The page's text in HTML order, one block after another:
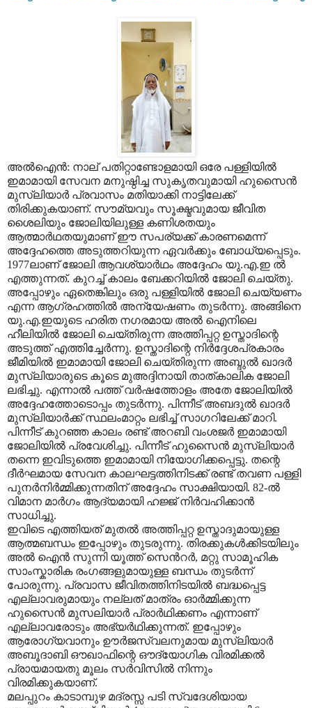
അൽഐൻ: നാല് പതിറ്റാണ്ടോളമായി ഒരേ പള്ളിയിൽ
ഇമാമായി സേവന മനുഷ്ഠിച്ച സുകൃതവുമായി ഹുസൈൻ
മുസ്ലിയാർ പ്രവാസം മതിയാക്കി നാട്ടിലേക്ക്
തിരിക്കുകയാണ്. സൗമ്യവും സൂക്ഷ്മവുമായ ജീവിത
ശൈലിയും ജോലിയിലുള്ള കണിശതയും
ആത്മാർഥതയുമാണ് ഈ സപര്യക്ക് കാരണമെന്ന്
അദ്ദേഹത്തെ അടുത്തറിയുന്ന ഏവർക്കും ബോധ്യപ്പെടും.
1977ലാണ് ജോലി ആവശ്യാർഥം അദ്ദേഹം യു.എ.ഇ ൽ
എത്തുന്നത്. കുറച്ച് കാലം ബേക്കറിയിൽ ജോലി ചെയ്തു.
അപ്പോഴും ഏതെങ്കിലും ഒരു പള്ളിയിൽ ജോലി ചെയ്യണം
എന്ന ആഗ്രഹത്തിൽ അന്യേഷണം തുടർന്നു. അങ്ങിനെ
യു.എ.ഇയുടെ ഹരിത നഗരമായ അൽ ഐനിലെ
ഹീലിയിൽ ജോലി ചെയ്തിരുന്ന അത്തിപ്പറ്റ ഉസ്താദിന്റെ
അടുത്ത് എത്തിച്ചേർന്നു. ഉസ്താദിന്റെ നിർദ്ദേശപ്രകാരം
ജീമിയിൽ ഇമാമായി ജോലി ചെയ്തിരുന്ന അബ്ദുൽ ഖാദർ
മുസ്ലിയാരുടെ കൂടെ മുഅദ്ദിനായി താത്കാലിക ജോലി
ലഭിച്ചു. എന്നാൽ പത്ത് വർഷത്തോളം അതേ ജോലിയിൽ
അദ്ദേഹത്തോടൊപ്പം തുടർന്നു. പിന്നീട് അബദുൽ ഖാദർ
മുസ്ലിയാർക്ക് സ്ഥലംമാറ്റം ലഭിച്ച് സാഗറിലേക്ക് മാറി.
പിന്നീട് കുറഞ്ഞ കാലം രണ്ട് അറബി വംശജർ ഇമാമായി
ജോലിയിൽ പ്രവേശിച്ചു. പിന്നീട് ഹുസൈൻ മുസ്ലിയാർ
തന്നെ ഇവിടുത്തെ ഇമാമായി നിയോഗിക്കപ്പെട്ടു. തന്റെ
ദീർഘമായ സേവന കാലഘട്ടത്തിനിടക്ക് രണ്ട് തവണ പള്ളി
പുനർനിർമ്മിക്കുന്നതിന് അദ്ദേഹം സാക്ഷിയായി. 82-ൽ
വിമാന മാർഗം ആദ്യമായി ഹജ്ജ് നിർവഹിക്കാൻ
സാധിച്ചു.
ഇവിടെ എത്തിയത് മുതൽ അത്തിപ്പറ്റ ഉസ്താദുമായുള്ള
ആത്മബന്ധം ഇപ്പോഴും തുടരുന്നു. തിരക്കുകൾക്കിടയിലും
അൽ ഐൻ സുന്നി യൂത്ത് സെൻറർ, മറ്റു സാമൂഹിക
സാംസ്കാരിക രംഗങ്ങളുമായുള്ള ബന്ധം തുടർന്ന്
പോരുന്നു. പ്രവാസ ജീവിതത്തിനിടയിൽ ബദ്ധപ്പെട്ട
എല്ലാവരുമായും നല്ലത് മാത്രം ഓർമ്മിക്കുന്ന
ഹുസൈൻ മുസലിയാർ പ്രാർഥിക്കണം എന്നാണ്
എല്ലാവരോടും അഭ്യർഥിക്കുന്നത്. ഇപ്പോഴും
ആരോഗ്യവാനും ഊർജസ്വലനുമായ മുസ്ലിയാർ
അബൂദാബി ഔഖാഫിന്റെ ഔദ്യോഗിക വിരമിക്കൽ
പ്രായമായതു മൂലം സർവിസിൽ നിന്നും
വിരമിക്കുകയാണ്.
മലപ്പുറം കാടാമ്പുഴ മദ്രസ്സ പടി സ്വദേശിയായ